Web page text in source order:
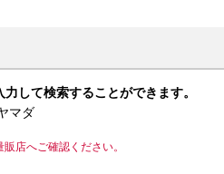
して検索することができます。
マダ
店へご確認ください。